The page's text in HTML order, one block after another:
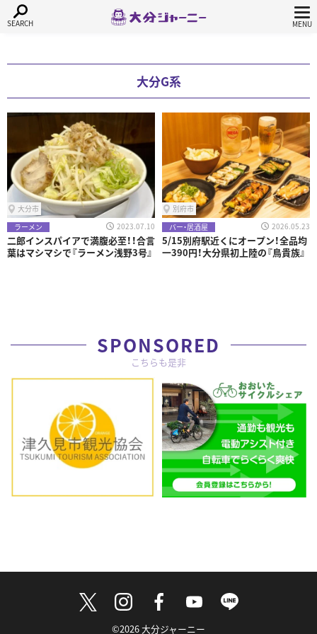
大分G系
大分市
ラーメン
2023.07.10
二郎インスパイアで満腹必至！！合言
葉はマシマシで『ラーメン浅野3号』
別府市
バー・居酒屋
2026.05.23
5/15別府駅近くにオープン！全品均
一390円！大分県初上陸の『鳥貴族』
SPONSORED
こちらも是非
©2026 大分ジャーニー